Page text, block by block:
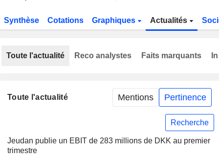
Synthèse Cotations Graphiques Actualités
Toute l'actualité Mentions Pertinence
Recherche
Jeudan publie un EBIT de 283 millions de DKK au premier
trimestre
Toute l'actualité Reco analystes Faits marquants